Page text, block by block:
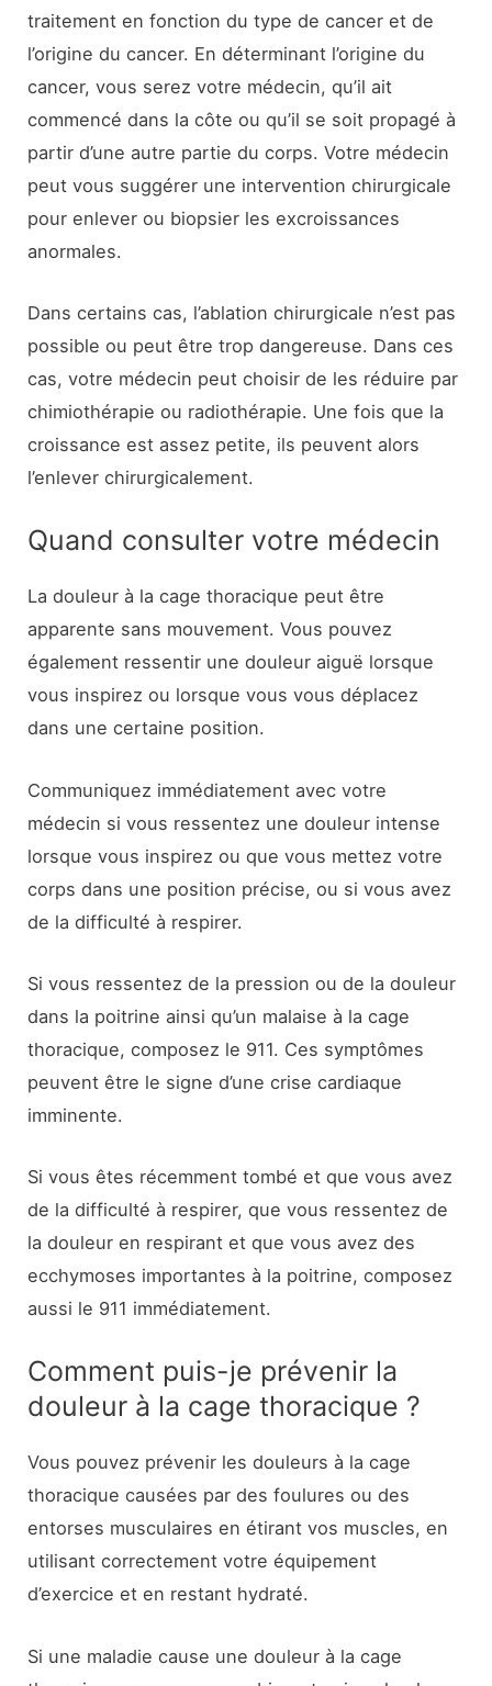
traitement en fonction du type de cancer et de
l’origine du cancer. En déterminant l’origine du
cancer, vous serez votre médecin, qu’il ait
commencé dans la côte ou qu’il se soit propagé à
partir d’une autre partie du corps. Votre médecin
peut vous suggérer une intervention chirurgicale
pour enlever ou biopsier les excroissances
anormales.
Dans certains cas, l’ablation chirurgicale n’est pas
possible ou peut être trop dangereuse. Dans ces
cas, votre médecin peut choisir de les réduire par
chimiothérapie ou radiothérapie. Une fois que la
croissance est assez petite, ils peuvent alors
l’enlever chirurgicalement.
Quand consulter votre médecin
La douleur à la cage thoracique peut être
apparente sans mouvement. Vous pouvez
également ressentir une douleur aiguë lorsque
vous inspirez ou lorsque vous vous déplacez
dans une certaine position.
Communiquez immédiatement avec votre
médecin si vous ressentez une douleur intense
lorsque vous inspirez ou que vous mettez votre
corps dans une position précise, ou si vous avez
de la difficulté à respirer.
Si vous ressentez de la pression ou de la douleur
dans la poitrine ainsi qu’un malaise à la cage
thoracique, composez le 911. Ces symptômes
peuvent être le signe d’une crise cardiaque
imminente.
Si vous êtes récemment tombé et que vous avez
de la difficulté à respirer, que vous ressentez de
la douleur en respirant et que vous avez des
ecchymoses importantes à la poitrine, composez
aussi le 911 immédiatement.
Comment puis-je prévenir la
douleur à la cage thoracique ?
Vous pouvez prévenir les douleurs à la cage
thoracique causées par des foulures ou des
entorses musculaires en étirant vos muscles, en
utilisant correctement votre équipement
d’exercice et en restant hydraté.
Si une maladie cause une douleur à la cage